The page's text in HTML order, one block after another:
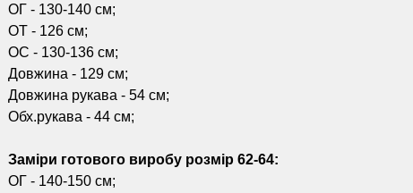
ОГ - 130-140 см;
ОТ - 126 см;
ОС - 130-136 см;
Довжина - 129 см;
Довжина рукава - 54 см;
Обх.рукава - 44 см;
Заміри готового виробу розмір 62-64:
ОГ - 140-150 см;